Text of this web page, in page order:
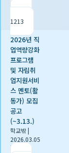
1213
2026년 직
업역량강화
프로그램
및 자립취
업지원서비
스 멘토(활
동가) 모집
공고
(~3.13.)
학교밖|
2026.03.05
|